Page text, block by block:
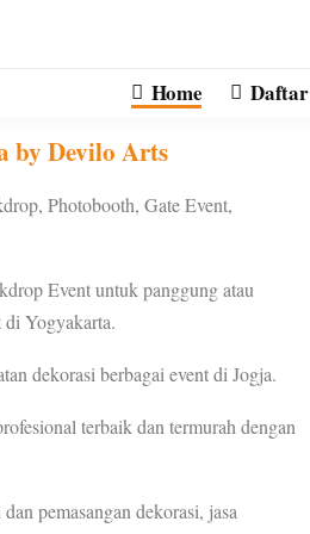
Home Daftar
by Devilo Arts
Photobooth, Gate Event,
Event untuk panggung atau
di Yogyakarta.
dekorasi berbagai event di Jogja.
terbaik dan termurah dengan
pemasangan dekorasi, jasa